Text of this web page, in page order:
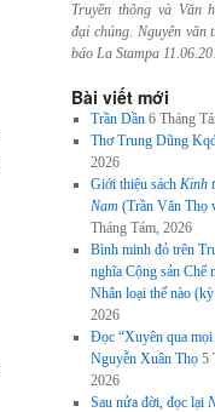
Truyền thông và Văn
đại chúng. Nguyên văn
báo La Stampa
Bài viết mới
Trần Dần 6 Tháng
Thơ Trung Dũng
2026
Giới thiệu sách Kinh
Nam (Trần Văn Thọ
Tháng Tám, 2026
Bình minh đỏ trên
nghĩa Cộng sản Chế
Nhân loại thế nào
2026
Đọc “Xuyên qua mọi
Nguyễn Xuân Thọ 5
2026
Sau nửa đời, đọc lại